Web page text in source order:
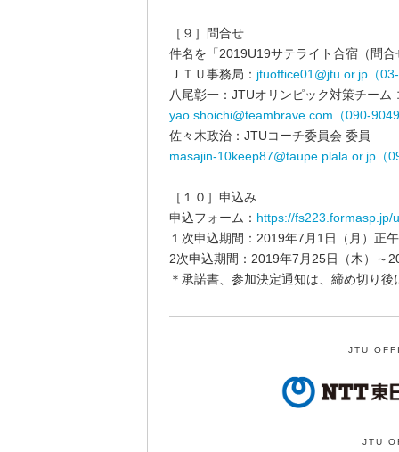
［９］問合せ
件名を「2019U19サテライト合宿（問
ＪＴＵ事務局： jtuoffice01@jtu.or.jp（
八尾彰一：JTUオリンピック対策チーム
yao.shoichi@teambrave.com（090-
佐々木政治：JTUコーチ委員会 委員
masajin-10keep87@taupe.plala.or.jp（
［１０］申込み
申込フォーム： https://fs223.formasp.jp/
１次申込期間：2019年7月1日（月）正
2次申込期間：2019年7月25日（木）～
＊承諾書、参加決定通知は、締め切り後
JTU
JTU